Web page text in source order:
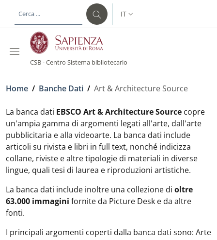
al contenuto principale
SELETTORE LINGUA:
IT
CSB - Centro Sistema bibliotecario
Briciole di pane
Home / Banche Dati / Art & Architecture Source
La banca dati EBSCO Art & Architecture Source copre
un'ampia gamma di argomenti legati all'arte, dall'arte
pubblicitaria e alla videoarte. La banca dati include
articoli su rivista e libri in full text, nonché indicizza
collane, riviste e altre tipologie di materiali in diverse
lingue, quali tesi di laurea e riproduzioni artistiche.
La banca dati include inoltre una collezione di oltre
63.000 immagini fornite da Picture Desk e da altre
fonti.
I principali argomenti coperti dalla banca dati sono: Arte